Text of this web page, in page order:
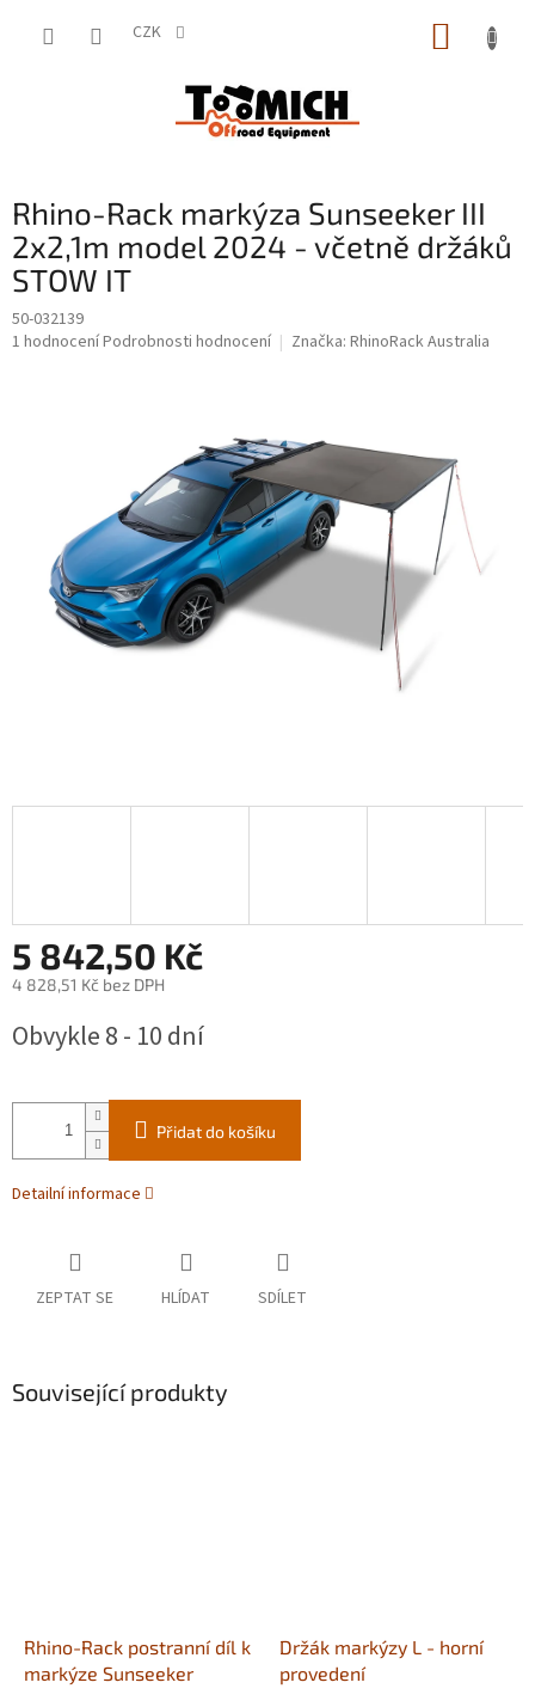
CZK
Rhino-Rack markýza Sunseeker III
2x2,1m model 2024 - včetně držáků
STOW IT
50-032139
Průměrné
1 hodnoceníPodrobnosti hodnocení Značka: RhinoRack Australia
5 842,50 Kč
4 828,51 Kč bez DPH
cena:
Obvykle 8 - 10 dní
Přidat do košíku
Detailní informace
ZEPTAT SE HLÍDAT SDÍLET
Související produkty
Rhino-Rack postranní díl k
markýze Sunseeker
Držák markýzy L - horní
provedení